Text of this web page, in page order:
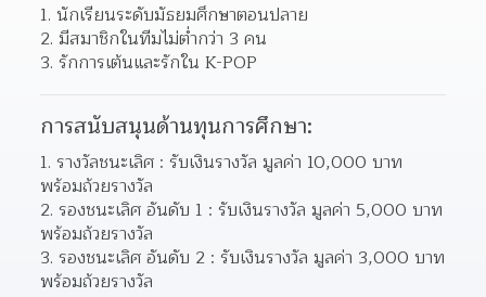
นักเรียนระดับมัธยมศึกษาตอนปลาย
มีสมาชิกในทีมไม่ต่ำกว่า 3 คน
รักการเต้นและรักใน K-POP
การสนับสนุนด้านทุนการศึกษา:
รางวัลชนะเลิศ : รับเงินรางวัล มูลค่า 10,000 บาท
พร้อมถ้วยรางวัล
รองชนะเลิศ อันดับ 1 : รับเงินรางวัล มูลค่า 5,000 บาท
พร้อมถ้วยรางวัล
รองชนะเลิศ อันดับ 2 : รับเงินรางวัล มูลค่า 3,000 บาท
พร้อมถ้วยรางวัล